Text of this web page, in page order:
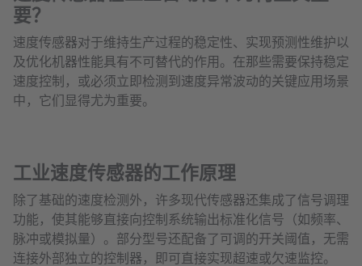
要？
速度传感器对于维持生产过程的稳定性、实现预测性维护以
及优化机器性能具有不可替代的作用。在那些需要保持稳定
速度控制，或必须立即检测到速度异常波动的关键应用场景
中，它们显得尤为重要。
工业速度传感器的工作原理
除了基础的速度检测外，许多现代传感器还集成了信号调理
功能，使其能够直接向控制系统输出标准化信号（如频率、
脉冲或模拟量）。部分型号还配备了可调的开关阈值，无需
连接外部独立的控制器，即可直接实现超速或欠速监控。